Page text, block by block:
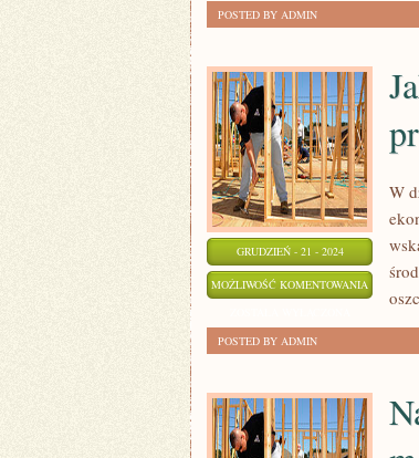
NAUKOWY
ZOSTAŁA WYŁĄCZONA
POSTED BY ADMIN
GRUDZIEŃ - 21 - 2024
MOŻLIWOŚĆ KOMENTOWANIA
DOMU:
W
POSTED BY ADMIN